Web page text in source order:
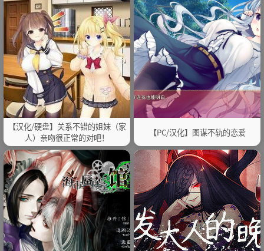
【汉化/硬盘】关系不错的姐妹（家
人）亲吻很正常的对吧！
【PC/汉化】图谋不轨的恋爱